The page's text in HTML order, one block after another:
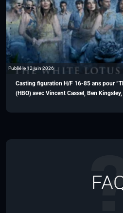
Publié le 12 juin 2026
Casting figuration H/F 16-85 ans pour
(HBO) avec Vincent Cassel, Ben